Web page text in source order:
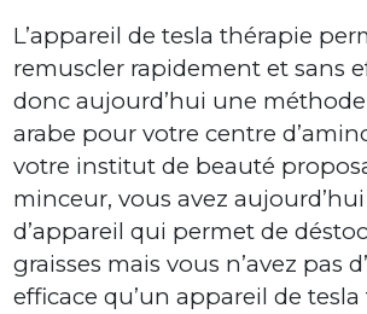
L’appareil de tesla thérapie
remuscler rapidement et sans
donc aujourd’hui une
arabe pour votre centre
votre institut de beauté
minceur, vous avez
d’appareil qui permet de
graisses mais vous n’avez pas
efficace qu’un appareil de